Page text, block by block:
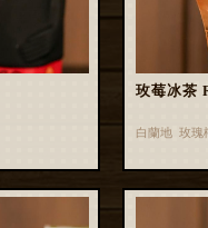
玫莓冰茶
白蘭地 玫瑰